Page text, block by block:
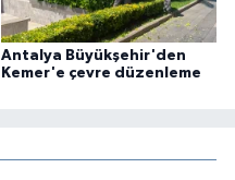
Antalya Büyükşehir'den
Kemer'e çevre düzenleme